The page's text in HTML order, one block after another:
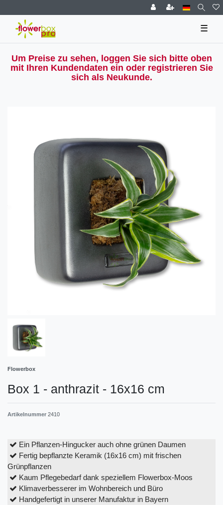
☰
Um Preise zu sehen, loggen Sie sich bitte oben
mit Ihren Kundendaten ein oder registrieren Sie
sich als Neukunde.
Flowerbox
Box 1 - anthrazit - 16x16 cm
Artikelnummer 2410
Ein Pflanzen-Hingucker auch ohne grünen Daumen
Fertig bepflanzte Keramik (16x16 cm) mit frischen
Grünpflanzen
Kaum Pflegebedarf dank speziellem Flowerbox-Moos
Klimaverbesserer im Wohnbereich und Büro
Handgefertigt in unserer Manufaktur in Bayern